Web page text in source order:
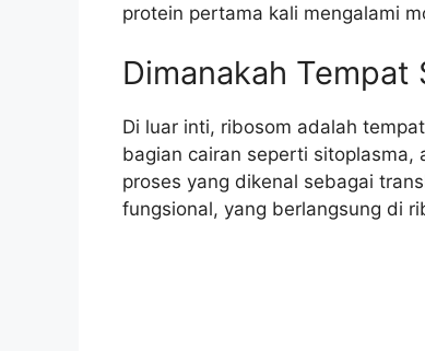
protein pertama kali mengalami
Dimanakah Tempat
Di luar inti, ribosom adalah
bagian cairan seperti sitoplasma,
proses yang dikenal sebagai
fungsional, yang berlangsung di